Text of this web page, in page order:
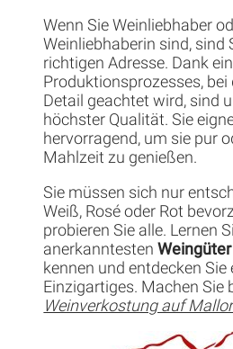
Wenn Sie Weinliebhaber
Weinliebhaberin sind, sind
richtigen Adresse. Dank
Produktionsprozesses, bei
Detail geachtet wird, sind
höchster Qualität. Sie
hervorragend, um sie pur
Mahlzeit zu genießen.
Sie müssen sich nur
Weiß, Rosé oder Rot
probieren Sie alle. Lernen
anerkanntesten
kennen und entdecken Sie
Einzigartiges. Machen Sie
Weinverkostung auf